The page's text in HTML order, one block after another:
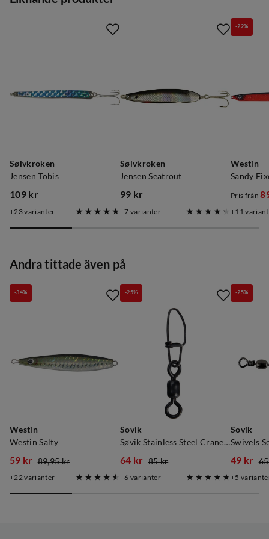
Sølvkroken
Jensen Tobis
price
109 kr
23varianter
Sølvkroken
Jensen Seatrout
price
99 kr
7 varianter
Westin
Sandy
-22%
Pris från
original
11
Andra tittade även på
Westin
Westin Salty
-34%
discounted
59 kr
original
89,95 kr
22 varianter
Sovik
Søvik Stainless Steel Crane Swivel m/hempe
-25%
discounted
64 kr
original
85 kr
6 varianter
Sovik
-25%
49 kr
original
5